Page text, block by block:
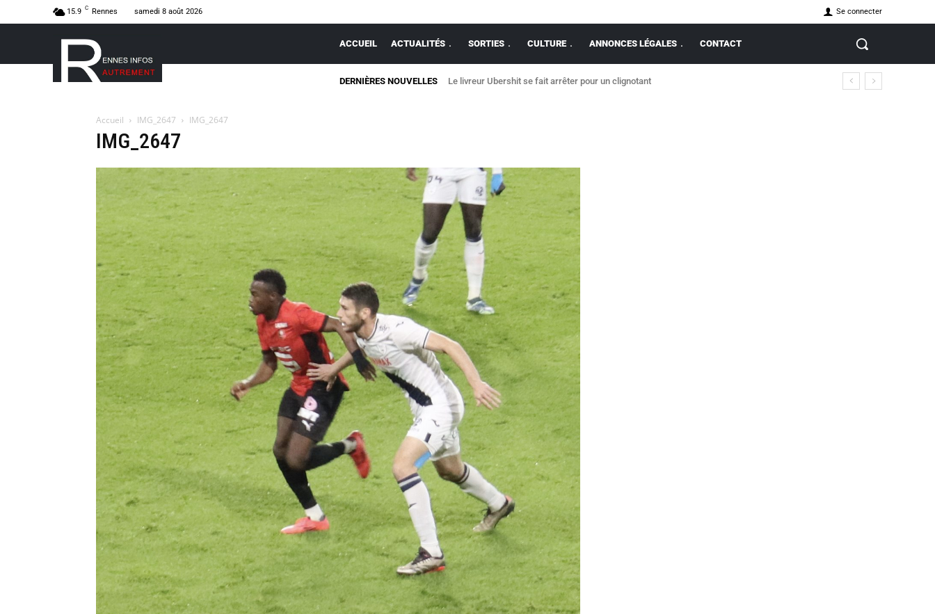
15.9 C Rennes samedi 8 août 2026 Se connecter
ACCUEIL ACTUALITÉS SORTIES CULTURE ANNONCES LÉGALES CONTACT
DERNIÈRES NOUVELLES Le livreur Ubershit se fait arrêter pour un clignotant
Accueil IMG_2647 IMG_2647
IMG_2647